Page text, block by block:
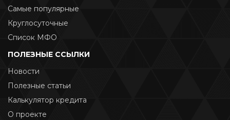
Самые популярные
Круглосуточные
Список МФО
ПОЛЕЗНЫЕ ССЫЛКИ
Новости
Полезные статьи
Калькулятор кредита
О проекте